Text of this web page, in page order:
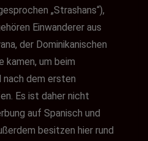
„Strashans“),
Einwanderer aus
der Dominikanischen
kamen, um beim
nach dem ersten
Es ist daher nicht
auf Spanisch und
besitzen hier rund